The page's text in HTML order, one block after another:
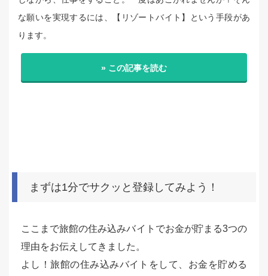
な願いを実現するには、【リゾートバイト】という手段があ
ります。
» この記事を読む
まずは1分でサクッと登録してみよう！
ここまで旅館の住み込みバイトでお金が貯まる3つの
理由をお伝えしてきました。
よし！旅館の住み込みバイトをして、お金を貯める